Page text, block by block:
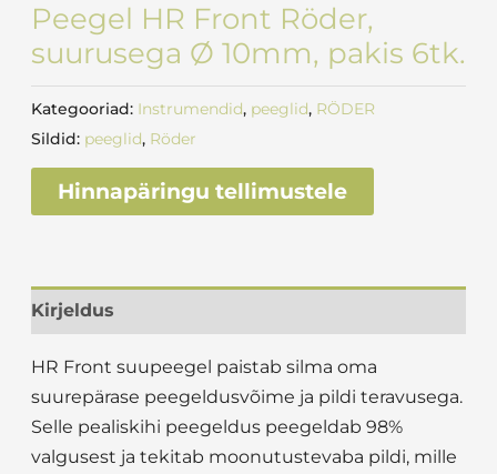
Peegel HR Front Röder,
suurusega Ø 10mm, pakis 6tk.
Kategooriad: Instrumendid, peeglid, RÖDER
Sildid: peeglid, Röder
Hinnapäringu tellimustele
Kirjeldus
HR Front suupeegel paistab silma oma
suurepärase peegeldusvõime ja pildi teravusega.
Selle pealiskihi peegeldus peegeldab 98%
valgusest ja tekitab moonutustevaba pildi, mille